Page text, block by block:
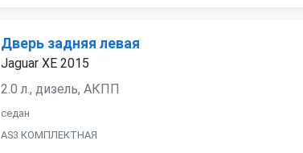
Дверь задняя левая
Jaguar XE 2015
2.0 л., дизель, АКПП
седан
AS3 КОМПЛЕКТНАЯ